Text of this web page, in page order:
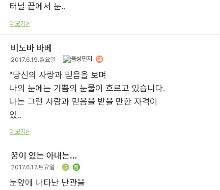
터널 끝에서 눈..
더보기>
비노바 바베
2017.6.19.월요일
"당신의 사랑과 믿음을 보며
나의 눈에는 기쁨의 눈물이 흐르고 있습니다.
나는 그런 사랑과 믿음을 받을 만한 자격이
있..
더보기>
꿈이 있는 아내는...
2017.6.17.토요일
눈앞에 나타난 난관을